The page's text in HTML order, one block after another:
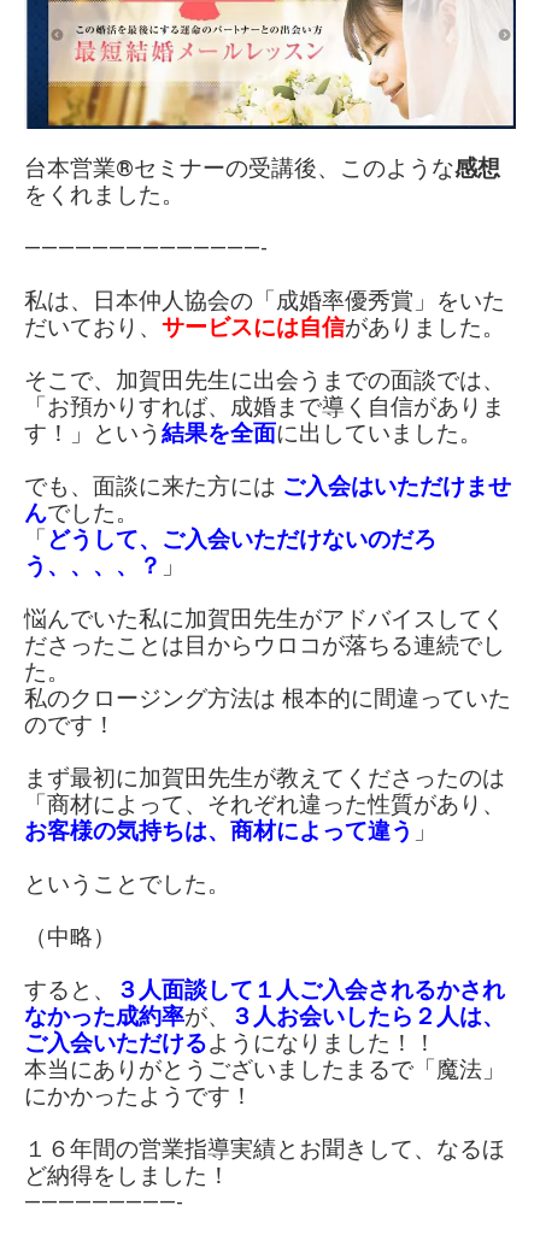
台本営業®︎セミナーの受講後、このよう な感想
をくれました。
——————————————-
私は、日本仲人協会の「成婚率優秀賞」をいた
だいており、 サービスには自信がありました。
そこで、 加賀田先生に出会うまでの面談では、
「お預かりすれば、成婚まで導く自信がありま
す！」
という 結果を全面に出していました。
でも、 面談に来た方には ご入会はいただけませ
んでした。
「 どうして、ご入会いただけないのだろ
う、、、、？ 」
悩んでいた私に加賀田先生がアドバイスしてく
ださったことは 目からウロコが落ちる連続でし
た。
私のクロージング方法は 根本的に間違っていた
のです！
まず最初に加賀田先生が教えてくださったのは
「商材によって、それぞれ違った性質があり、
お客様の気持ちは、商材によって違う 」
ということでした。
（中略）
すると、
３人面談して １人ご入会されるかされ
なかった成約率が、
３人お会いしたら２人は、
ご入会いただけるようになりました！！
本当にありがとうございましたまるで「魔法」
にかかったようです！
１６年間の営業指導実績とお聞きして、なるほ
ど納得をしました！
—————————-